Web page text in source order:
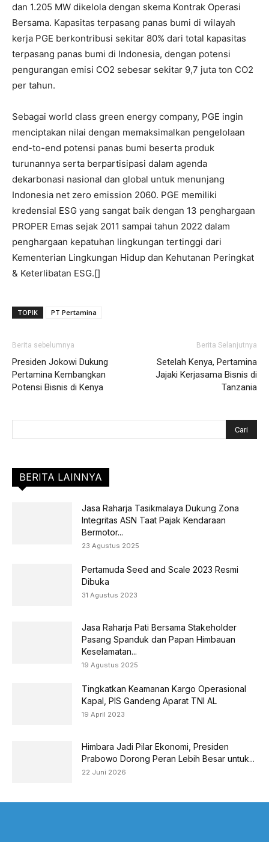
dan 1.205 MW dikelola dengan skema Kontrak Operasi
Bersama. Kapasitas terpasang panas bumi di wilayah
kerja PGE berkontribusi sekitar 80% dari total kapasitas
terpasang panas bumi di Indonesia, dengan potensi
pengurangan emisi CO2 sebesar sekitar 9,7 juta ton CO2
per tahun.
Sebagai world class green energy company, PGE ingin
menciptakan nilai dengan memaksimalkan pengelolaan
end-to-end potensi panas bumi beserta produk
turunannya serta berpartisipasi dalam agenda
dekarbonasi nasional dan global untuk menunjang
Indonesia net zero emission 2060. PGE memiliki
kredensial ESG yang sangat baik dengan 13 penghargaan
PROPER Emas sejak 2011 sampai tahun 2022 dalam
penghargaan kepatuhan lingkungan tertinggi dari
Kementerian Lingkungan Hidup dan Kehutanan Peringkat
& Keterlibatan ESG.[]
TOPIK PT Pertamina
Berita sebelumnya
Presiden Jokowi Dukung
Pertamina Kembangkan
Potensi Bisnis di Kenya
Berita Selanjutnya
Setelah Kenya, Pertamina
Jajaki Kerjasama Bisnis di
Tanzania
BERITA LAINNYA
Jasa Raharja Tasikmalaya Dukung Zona
Integritas ASN Taat Pajak Kendaraan
Bermotor...
23 Agustus 2025
Pertamuda Seed and Scale 2023 Resmi
Dibuka
31 Agustus 2023
Jasa Raharja Pati Bersama Stakeholder
Pasang Spanduk dan Papan Himbauan
Keselamatan...
19 Agustus 2025
Tingkatkan Keamanan Kargo Operasional
Kapal, PIS Gandeng Aparat TNI AL
19 April 2023
Himbara Jadi Pilar Ekonomi, Presiden
Prabowo Dorong Peran Lebih Besar untuk...
22 Juni 2026